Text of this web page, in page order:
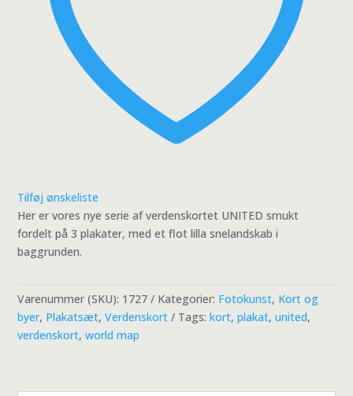
Tilføj ønskeliste
Her er vores nye serie af verdenskortet UNITED smukt
fordelt på 3 plakater, med et flot lilla snelandskab i
baggrunden.
Varenummer (SKU): 1727 Kategorier: Fotokunst, Kort og
byer, Plakatsæt,Verdenskort Tags:kort,plakat,united,
verdenskort,world map